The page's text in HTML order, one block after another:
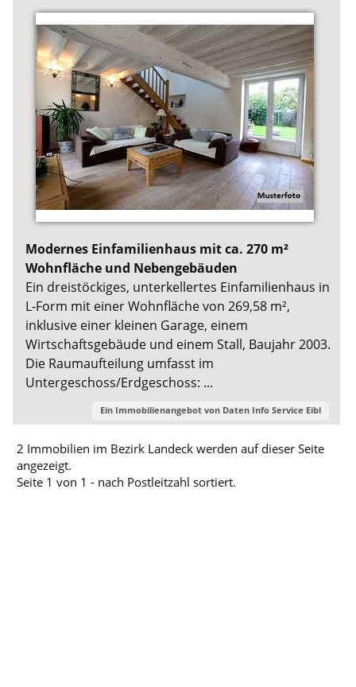
Modernes Einfamilienhaus mit ca. 270 m²
Wohnfläche und Nebengebäuden
Ein dreistöckiges, unterkellertes Einfamilienhaus in
L-Form mit einer Wohnfläche von 269,58 m²,
inklusive einer kleinen Garage, einem
Wirtschaftsgebäude und einem Stall, Baujahr 2003.
Die Raumaufteilung umfasst im
Untergeschoss/Erdgeschoss: ...
Ein Immobilienangebot von Daten Info Service Eibl
2 Immobilien im Bezirk Landeck werden auf dieser Seite
angezeigt.
Seite 1 von 1 - nach Postleitzahl sortiert.